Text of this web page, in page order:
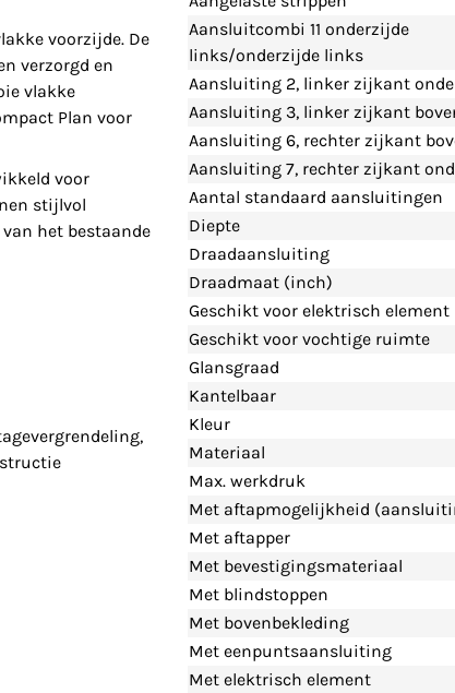
voorzijde. De
verzorgd en
vlakke
Plan voor
voor
stijlvol
het bestaande
Aansluitcombi 11 onderzijde
links/onderzijde links
Aansluiting 2, linker zijkant
Aansluiting 3, linker zijkant
Aansluiting 6, rechter zijkant
Aansluiting 7, rechter zijkant
Aantal standaard aansluitingen
Diepte
Draadaansluiting
Draadmaat (inch)
Geschikt voor elektrisch element
Geschikt voor vochtige ruimte
Glansgraad
Kantelbaar
Kleur
Materiaal
Max. werkdruk
Met aftapmogelijkheid
Met aftapper
Met bevestigingsmateriaal
Met blindstoppen
Met bovenbekleding
Met eenpuntsaansluiting
Met elektrisch element